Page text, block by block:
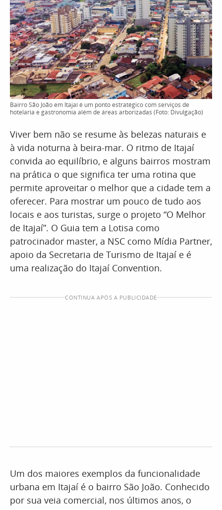
Bairro São João em Itajaí é um ponto estratégico com serviços de
hotelaria e gastronomia além de áreas arborizadas (Foto: Divulgação)
Viver bem não se resume às belezas naturais e
à vida noturna à beira-mar. O ritmo de Itajaí
convida ao equilíbrio, e alguns bairros mostram
na prática o que significa ter uma rotina que
permite aproveitar o melhor que a cidade tem a
oferecer. Para mostrar um pouco de tudo aos
locais e aos turistas, surge o projeto “O Melhor
de Itajaí”. O Guia tem a Lotisa como
patrocinador master, a NSC como Mídia Partner,
apoio da Secretaria de Turismo de Itajaí e é
uma realização do Itajaí Convention.
CONTINUA APÓS A PUBLICIDADE
Um dos maiores exemplos da funcionalidade
urbana em Itajaí é o bairro São João. Conhecido
por sua veia comercial, nos últimos anos, o